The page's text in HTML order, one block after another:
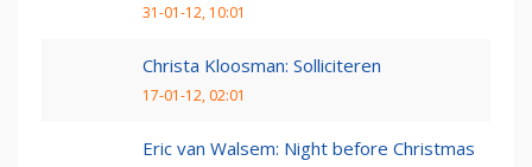
31-01-12, 10:01
Christa Kloosman: Solliciteren
17-01-12, 02:01
Eric van Walsem: Night before Christmas